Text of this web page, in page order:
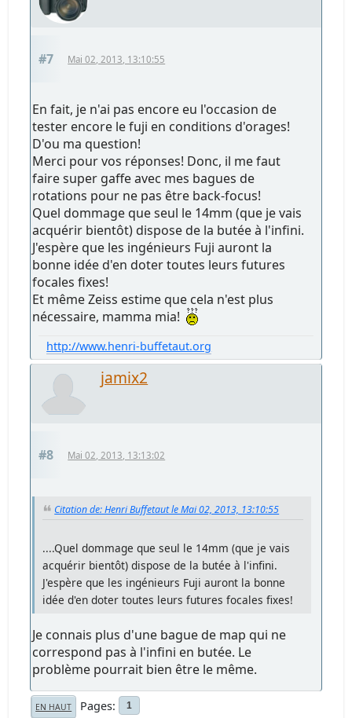
#7 Mai 02, 2013, 13:10:55
En fait, je n'ai pas encore eu l'occasion de
tester encore le fuji en conditions d'orages!
D'ou ma question!
Merci pour vos réponses! Donc, il me faut
faire super gaffe avec mes bagues de
rotations pour ne pas être back-focus!
Quel dommage que seul le 14mm (que je vais
acquérir bientôt) dispose de la butée à l'infini.
J'espère que les ingénieurs Fuji auront la
bonne idée d'en doter toutes leurs futures
focales fixes!
Et même Zeiss estime que cela n'est plus
nécessaire, mamma mia!
http://www.henri-buffetaut.org
jamix2
#8 Mai 02, 2013, 13:13:02
Citation de: Henri Buffetaut le Mai 02, 2013, 13:10:55
....Quel dommage que seul le 14mm (que je vais
acquérir bientôt) dispose de la butée à l'infini.
J'espère que les ingénieurs Fuji auront la bonne
idée d'en doter toutes leurs futures focales fixes!
Je connais plus d'une bague de map qui ne
correspond pas à l'infini en butée. Le
problème pourrait bien être le même.
EN HAUT Pages 1